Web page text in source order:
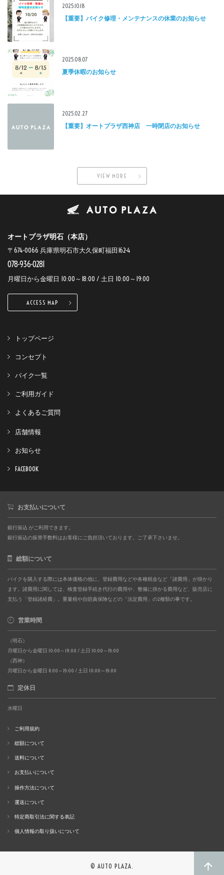
2025.10.18
【重要】バイク修理・メンテナンスの休業のお知らせ
2025.08.07
夏季休暇のお知らせ
2025.02.27
【重要】オートプラザ西神店 一時閉店のお知らせ
VIEW MORE
オートプラザ明石（本店）
〒674-0066 兵庫県明石市大久保町福田162-4
078-936-0281
月曜日から金曜日 10:00～18:00 / 土日 10:00～19:00
ACCESS MAP
トップページ
コンセプト
バイク一覧
ご利用ガイド
よくあるご質問
店舗情報
お知らせ
FACEBOOK
お支払いについて
銀行振込 がご利用できます。
銀行振込の振替手数料はお客様にご負担頂いております。ご了承下さいませ。
総額について
バイクを購入する際には本体価格の他に、登録費用などや各種税金など「諸費用」が掛かり
ます。諸費用に関しては、検査登録手続き代行の費用や、整備に掛かる費用など、販売店に
支払う「登録諸経費」。重量税や自賠責保険などの「法定費用」の2種類の事です。
営業時間
（明石）
月曜日から金曜日 10:00～18:00 / 土日 10:00～19:00
（西神）
月曜日から金曜日 11:00～19:00 / 土日 10:00～19:00
定休日
水曜日
ご利用規約
総額について
送料について
お支払いについて
操作方法について
運送について
特定商取引法に関する表記
個人情報の取り扱いについて
© AUTO PLAZA.